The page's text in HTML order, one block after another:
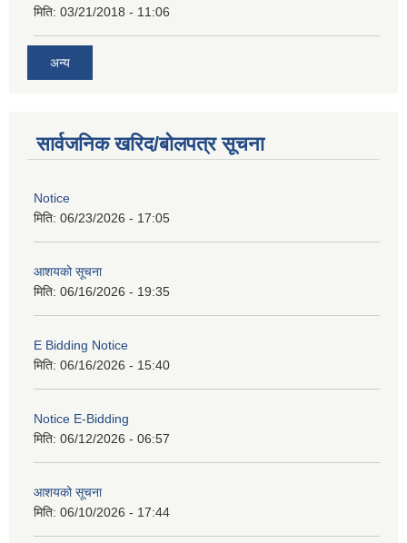
मिति: 03/21/2018 - 11:06
अन्य
सार्वजनिक खरिद/बोलपत्र सूचना
Notice
मिति: 06/23/2026 - 17:05
आशयको सूचना
मिति: 06/16/2026 - 19:35
E Bidding Notice
मिति: 06/16/2026 - 15:40
Notice E-Bidding
मिति: 06/12/2026 - 06:57
आशयको सूचना
मिति: 06/10/2026 - 17:44